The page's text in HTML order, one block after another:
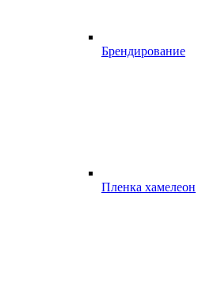
Брендирование
Пленка хамелеон